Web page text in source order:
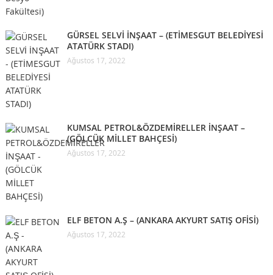
GÜRSEL SELVİ İNŞAAT – (ETİMESGUT BELEDİYESİ
ATATÜRK STADI)
Ağustos 17, 2022
KUMSAL PETROL&ÖZDEMİRELLER İNŞAAT –
(GÖLCÜK MİLLET BAHÇESİ)
Ağustos 17, 2022
ELF BETON A.Ş – (ANKARA AKYURT SATIŞ OFİSİ)
Ağustos 17, 2022